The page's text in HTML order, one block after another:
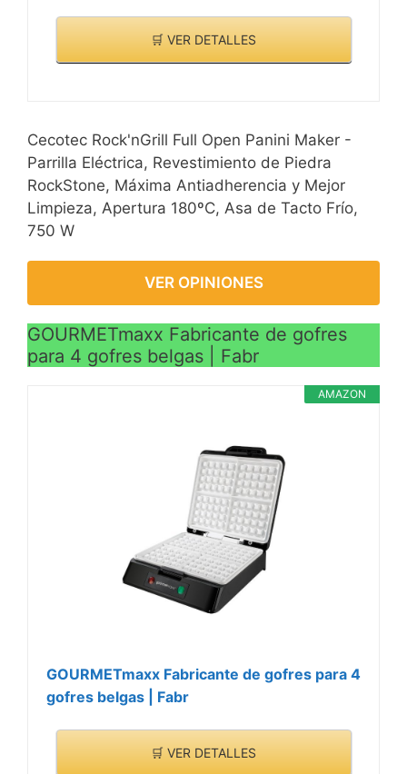
🛒 VER DETALLES
Cecotec Rock'nGrill Full Open Panini Maker -
Parrilla Eléctrica, Revestimiento de Piedra
RockStone, Máxima Antiadherencia y Mejor
Limpieza, Apertura 180ºC, Asa de Tacto Frío,
750 W
VER OPINIONES
GOURMETmaxx Fabricante de gofres
para 4 gofres belgas | Fabr
AMAZON
GOURMETmaxx Fabricante de gofres para 4
gofres belgas | Fabr
🛒 VER DETALLES